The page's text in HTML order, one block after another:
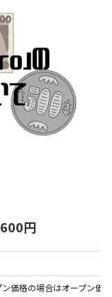
円
価格の場合はオープン価